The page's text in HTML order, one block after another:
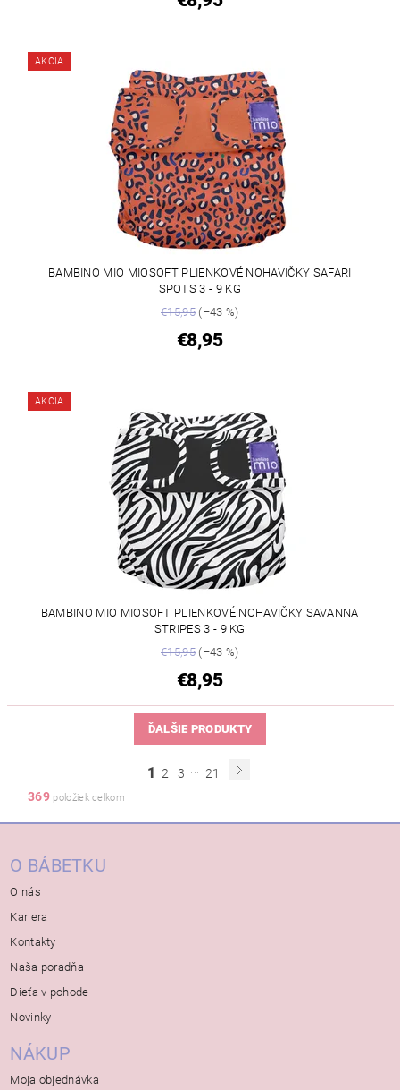
AKCIA
BAMBINO MIO MIOSOFT PLIENKOVÉ NOHAVIČKY SAFARI
SPOTS 3 - 9 KG
€15,95(–43 %)
€8,95
AKCIA
BAMBINO MIO MIOSOFT PLIENKOVÉ NOHAVIČKY SAVANNA
STRIPES 3 - 9 KG
€15,95(–43 %)
€8,95
ĎALŠIE PRODUKTY
1 2 3
21
369položiek celkom
O BÁBETKU
O nás
Kariera
Kontakty
Naša poradňa
Dieťa v pohode
Novinky
NÁKUP
Moja objednávka